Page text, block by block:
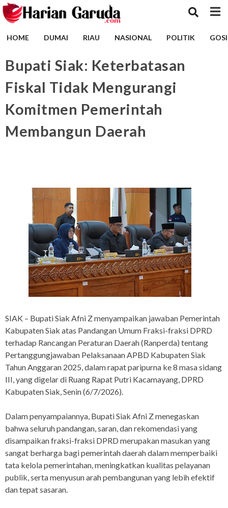
HOME DUMAI RIAU NASIONAL POLITIK
Bupati Siak: Keterbatasan
Fiskal Tidak Mengurangi
Komitmen Pemerintah
Membangun Daerah
SIAK – Bupati Siak Afni Z menyampaikan jawaban Pemerintah
Kabupaten Siak atas Pandangan Umum Fraksi-fraksi DPRD
terhadap Rancangan Peraturan Daerah (Ranperda) tentang
Pertanggungjawaban Pelaksanaan APBD Kabupaten Siak
Tahun Anggaran 2025, dalam rapat paripurna ke 8 masa sidang
III, yang digelar di Ruang Rapat Putri Kacamayang, DPRD
Kabupaten Siak, Senin (6/7/2026).
Dalam penyampaiannya, Bupati Siak Afni Z menegaskan
bahwa seluruh pandangan, saran, dan rekomendasi yang
disampaikan fraksi-fraksi DPRD merupakan masukan yang
sangat berharga bagi pemerintah daerah dalam memperbaiki
tata kelola pemerintahan, meningkatkan kualitas pelayanan
publik, serta menyusun arah pembangunan yang lebih efektif
dan tepat sasaran.